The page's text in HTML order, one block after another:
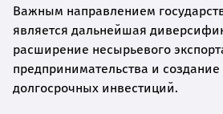
Важным направлением
является дальнейшая
расширение несырьевого
предпринимательства и
долгосрочных инвестиций.